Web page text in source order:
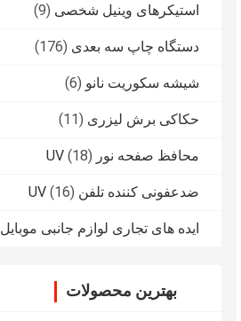
استیکرهای وینیل شخصی (9)
دستگاه چاپ سه بعدی (176)
شیشه سکوریت نانو (6)
حکاکی برش لیزری (11)
محافظ صفحه نور UV (18)
ضدعفونی کننده تلفن UV (16)
ایده های تجاری لوازم جانبی موبایل
بهترین محصولات